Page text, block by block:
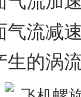
气流减
生的涡